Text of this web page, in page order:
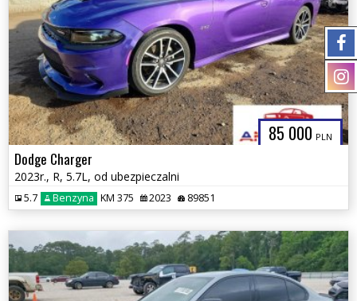
85 000 PLN
Dodge Charger
2023r., R, 5.7L, od ubezpieczalni
5.7 Benzyna KM 375 2023 89851